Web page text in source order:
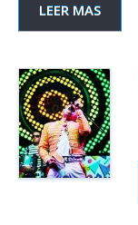
LEER MAS